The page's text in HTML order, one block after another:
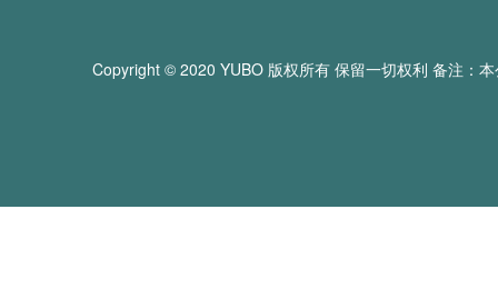
Copyright © 2020 YUBO 版权所有 保留一切权利 备注：